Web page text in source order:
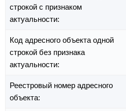
строкой с признаком
актуальности:
Код адресного объекта одной
строкой без признака
актуальности:
Реестровый номер адресного
объекта: